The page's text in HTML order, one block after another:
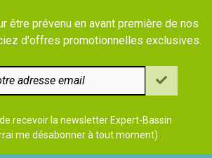
être prévenu en avant première de nos
d'offres promotionnelles exclusives.
recevoir la newsletter Expert-Bassin
me désabonner à tout moment)